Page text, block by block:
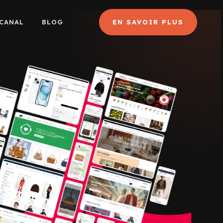
BLOG EN SAVOIR PLUS